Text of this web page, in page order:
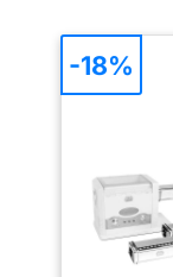
-18%